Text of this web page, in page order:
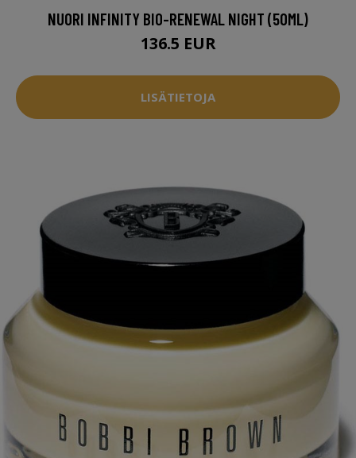
NUORI INFINITY BIO-RENEWAL NIGHT (50ML)
136.5 EUR
LISÄTIETOJA